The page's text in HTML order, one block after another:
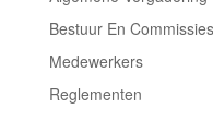
Bestuur En Commissies
Medewerkers
Reglementen